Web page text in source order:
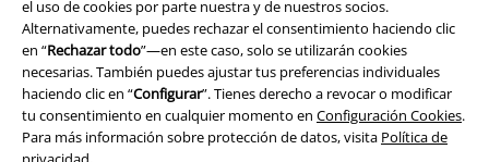
el uso de cookies por parte nuestra y de nuestros socios.
Alternativamente, puedes rechazar el consentimiento haciendo clic
en “Rechazar todo”—en este caso, solo se utilizarán cookies
necesarias. También puedes ajustar tus preferencias individuales
haciendo clic en “Configurar”. Tienes derecho a revocar o modificar
tu consentimiento en cualquier momento en Configuración Cookies.
Para más información sobre protección de datos, visita Política de
Legal
Términos y Condiciones
Aviso Legal